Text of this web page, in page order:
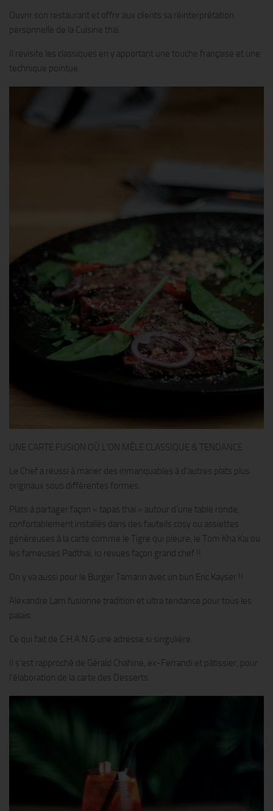
Ouvrir son restaurant et offrir aux clients sa réinterprétation
personnelle de la Cuisine thaï.
Il revisite les classiques en y apportant une touche française et une
technique pointue.
UNE CARTE FUSION OÙ L’ON MÈLE CLASSIQUE & TENDANCE
Le Chef a réussi à marier des inmanquables à d’autres plats plus
originaux sous différentes formes.
Plats à partager façon « tapas thaï » autour d’une table ronde,
confortablement installés dans des fauteils cosy ou assiettes
généreuses à la carte comme le Tigre qui pleure, le Tom Kha Kai ou
les fameuses Padthaï, ici revues façon grand chef !!
On y va aussi pour le Burger Tamarin avec un bun Eric Kayser !!
Alexandre Lam fusionne tradition et ultra tendance pour tous les
palais.
Ce qui fait de C.H.A.N.G une adresse si singulière.
Il s’est rapproché de Gérald Chahine, ex-Ferrandi et pâtissier, pour
l’élaboration de la carte des Desserts.